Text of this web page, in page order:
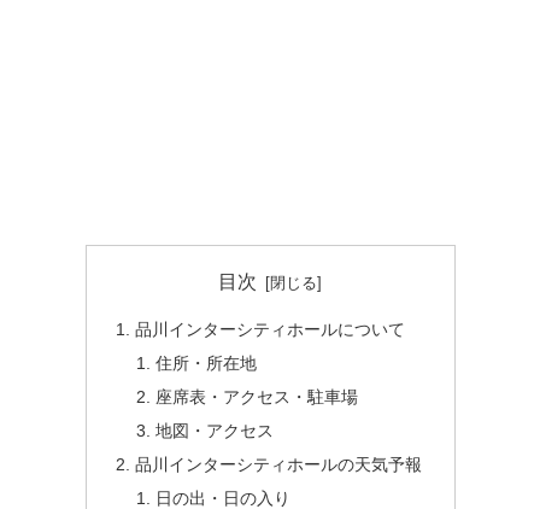
目次
品川インターシティホールについて
住所・所在地
座席表・アクセス・駐車場
地図・アクセス
品川インターシティホールの天気予報
日の出・日の入り